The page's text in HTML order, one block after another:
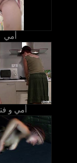
أمي
أمي و